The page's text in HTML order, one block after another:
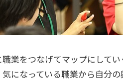
業をつなげてマップにして
になっている職業から自分